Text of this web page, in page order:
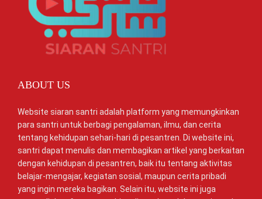
ABOUT US
Website siaran santri adalah platform yang memungkinkan
para santri untuk berbagi pengalaman, ilmu, dan cerita
tentang kehidupan sehari-hari di pesantren. Di website ini,
santri dapat menulis dan membagikan artikel yang berkaitan
dengan kehidupan di pesantren, baik itu tentang aktivitas
belajar-mengajar, kegiatan sosial, maupun cerita pribadi
yang ingin mereka bagikan. Selain itu, website ini juga